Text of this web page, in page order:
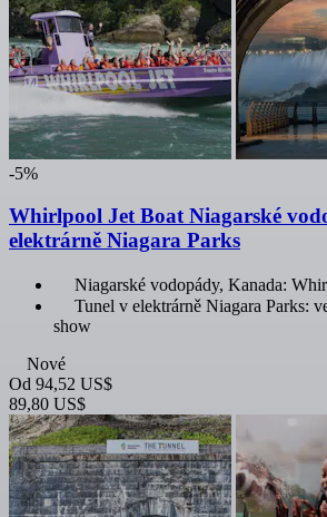
-5%
Whirlpool Jet Boat Niagarské
elektrárně Niagara Parks
Niagarské vodopády, Kanada:
Tunel v elektrárně Niagara Parks:
show
Nové
Od 94,52 US$
89,80 US$